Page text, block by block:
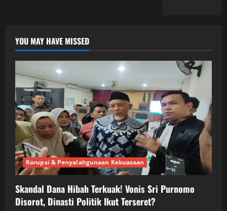
YOU MAY HAVE MISSED
Korupsi & Penyalahgunaan Kekuasaan
Skandal Dana Hibah Terkuak! Vonis Sri Purnomo
Disorot, Dinasti Politik Ikut Terseret?